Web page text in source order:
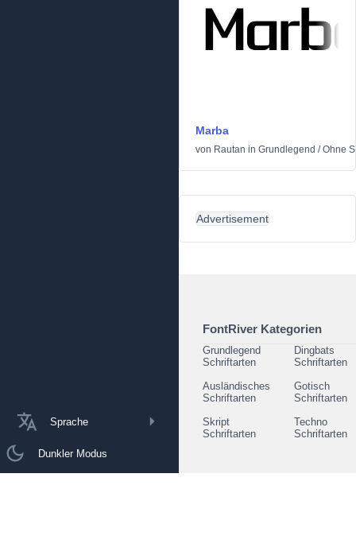
Sprache
Dunkler Modus
Marba
von Rautan in Grundlegend /Ohne
Advertisement
FontRiver Kategorien
Grundlegend
Schriftarten
Dingbats
Schriftarten
Ausländisches
Schriftarten
Gotisch
Schriftarten
Skript
Schriftarten
Techno
Schriftarten